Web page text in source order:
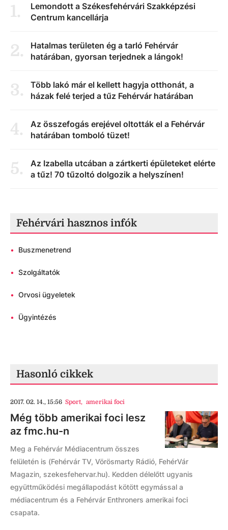
1.
Lemondott a Székesfehérvári Szakképzési
Centrum kancellárja
2.
Hatalmas területen ég a tarló Fehérvár
határában, gyorsan terjednek a lángok!
3.
Több lakó már el kellett hagyja otthonát, a
házak felé terjed a tűz Fehérvár határában
4.
Az összefogás erejével oltották el a Fehérvár
határában tomboló tüzet!
5.
Az Izabella utcában a zártkerti épületeket elérte
a tűz! 70 tűzoltó dolgozik a helyszínen!
Fehérvári hasznos infók
• Buszmenetrend
• Szolgáltatók
• Orvosi ügyeletek
• Ügyintézés
Hasonló cikkek
2017. 02. 14., 15:56 Sport, amerikai foci
Még több amerikai foci lesz
az fmc.hu-n
Meg a Fehérvár Médiacentrum összes
felületén is (Fehérvár TV, Vörösmarty Rádió, FehérVár
Magazin, szekesfehervar.hu). Kedden délelőtt ugyanis
együttműködési megállapodást kötött egymással a
médiacentrum és a Fehérvár Enthroners amerikai foci
csapata.